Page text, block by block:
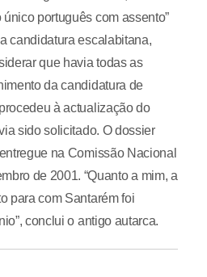
português com assento”
candidatura escalabitana,
que havia todas as
da candidatura de
à actualização do
sido solicitado. O dossier
na Comissão Nacional
de 2001. “Quanto a mim, a
para com Santarém foi
conclui o antigo autarca.